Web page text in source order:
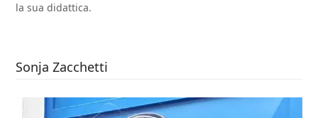
la sua didattica.
Sonja Zacchetti